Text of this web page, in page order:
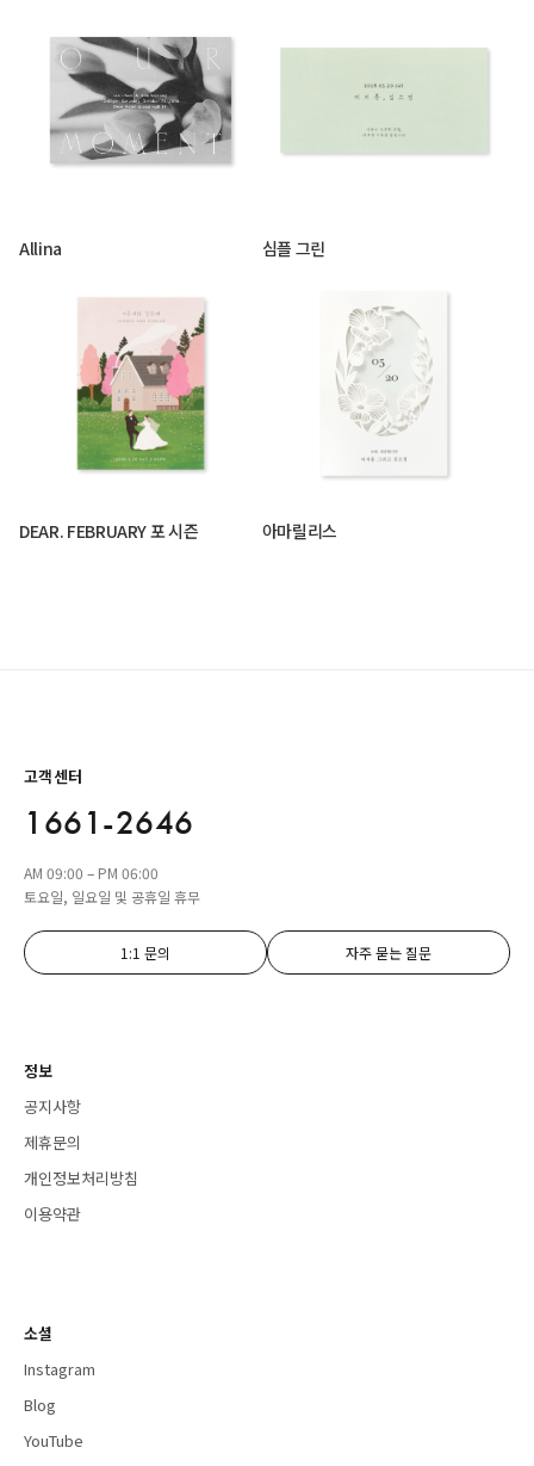
Allina 심플 그린
DEAR. FEBRUARY 포 시즌 아마릴리스
고객센터
1661-2646
AM 09:00 – PM 06:00
토요일, 일요일 및 공휴일 휴무
1:1 문의 자주 묻는 질문
정보
공지사항
제휴문의
개인정보처리방침
이용약관
소셜
Instagram
Blog
YouTube